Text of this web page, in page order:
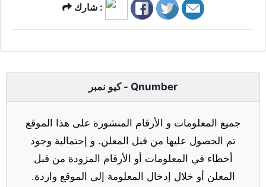
شارك :
كيو نمبر - Qnumber
جميع المعلومات و الأرقام المنشورة على هذا الموقع
تم الحصول عليها من قبل المعلن. و إحتمالية وجود
أخطاء في المعلومات أو الأرقام المزودة من قبل
المعلن أو خلال إدخال المعلومة إلى الموقع واردة.